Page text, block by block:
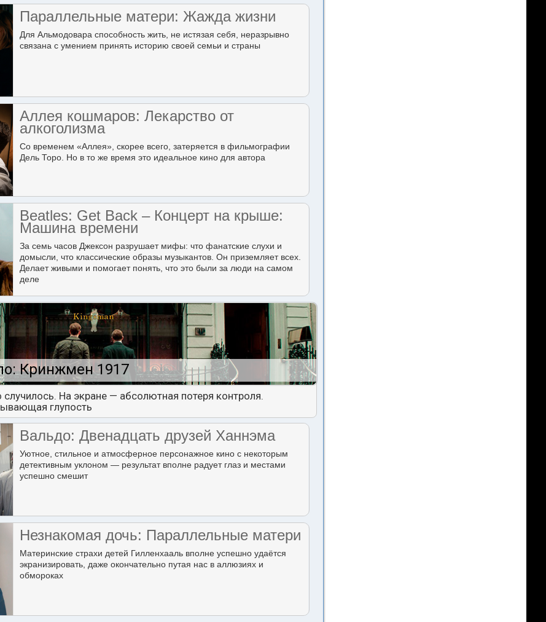
Параллельные матери: Жажда жизни
Для Альмодовара способность жить, не истязая себя, неразрывно
связана с умением принять историю своей семьи и страны
Аллея кошмаров: Лекарство от
алкоголизма
Со временем «Аллея», скорее всего, затеряется в фильмографии
Дель Торо. Но в то же время это идеальное кино для автора
Beatles: Get Back – Концерт на крыше:
Машина времени
За семь часов Джексон разрушает мифы: что фанатские слухи и
домысли, что классические образы музыкантов. Он приземляет всех.
Делает живыми и помогает понять, что это были за люди на самом
деле
Кринжмен 1917
На экране — абсолютная потеря контроля.
глупость
Вальдо: Двенадцать друзей Ханнэма
Уютное, стильное и атмосферное персонажное кино с некоторым
детективным уклоном — результат вполне радует глаз и местами
успешно смешит
Незнакомая дочь: Параллельные матери
Материнские страхи детей Гилленхааль вполне успешно удаётся
экранизировать, даже окончательно путая нас в аллюзиях и
обмороках